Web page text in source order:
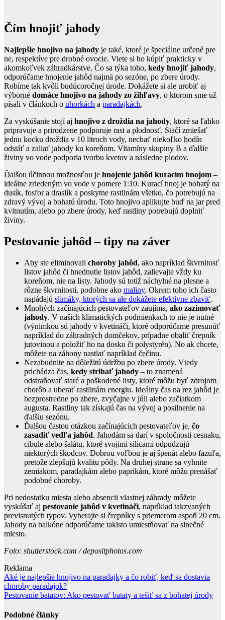
Čím hnojiť jahody
Najlepšie hnojivo na jahody je také, ktoré je špeciálne určené pre
ne, respektíve pre drobné ovocie. Viete si ho kúpiť prakticky v
akomkoľvek záhradkárstve. Čo sa týka toho, kedy hnojiť jahody,
odporúčame hnojenie jahôd najmä po sezóne, po zbere úrody.
Robíme tak kvôli budúcoročnej úrode. Dokážete si ale urobiť aj
výborné domáce hnojivo na jahody zo žihľavy, o ktorom sme už
písali v článkoch o uhorkách a paradajkách.
Za vyskúšanie stojí aj hnojivo z droždia na jahody, ktoré sa ľahko
pripravuje a prirodzene podporuje rast a plodnosť. Stačí zmiešať
jednu kocku droždia v 10 litroch vody, nechať niekoľko hodín
odstáť a zaliať jahody ku koreňom. Vitamíny skupiny B a ďalšie
živiny vo vode podporia tvorbu kvetov a následne plodov.
Ďalšou účinnou možnosťou je hnojenie jahôd kuracím hnojom –
ideálne zriedeným vo vode v pomere 1:10. Kurací hnoj je bohatý na
dusík, fosfor a draslík a poskytne rastlinám všetko, čo potrebujú na
zdravý vývoj a bohatú úrodu. Toto hnojivo aplikujte buď na jar pred
kvitnutím, alebo po zbere úrody, keď rastliny potrebujú doplniť
živiny.
Pestovanie jahôd – tipy na záver
Aby ste eliminovali choroby jahôd, ako napríklad škvrnitosť
listov jahôd či hnednutie listov jahôd, zalievajte vždy ku
koreňom, nie na listy. Jahody sú totiž náchylné na plesne a
rôzne škvrnitosti, podobne ako maliny. Okrem toho ich často
napádajú slimáky, ktorých sa ale dokážete efektívne zbaviť.
Mnohých začínajúcich pestovateľov zaujíma, ako zazimovať
jahody. V našich klimatických podmienkach to nie je nutné
(výnimkou sú jahody v kvetináči, ktoré odporúčame presunúť
napríklad do záhradných domčekov, prípadne obaliť črepník
jutovinou a položiť ho na dosku či polystyrén). No ak chcete,
môžete na záhony nastlať napríklad čečinu.
Nezabudnite na dôležitú údržbu po zbere úrody. Vtedy
prichádza čas, kedy strihať jahody – to znamená
odstraňovať staré a poškodené listy, ktoré môžu byť zdrojom
chorôb a uberať rastlinám energiu. Ideálny čas na rez jahôd je
bezprostredne po zbere, zvyčajne v júli alebo začiatkom
augusta. Rastliny tak získajú čas na vývoj a posilnenie na
ďalšiu sezónu.
Ďalšou častou otázkou začínajúcich pestovateľov je, čo
zasadiť vedľa jahôd. Jahodám sa darí v spoločnosti cesnaku,
cibule alebo šalátu, ktoré svojimi silicami odpudzujú
niektorých škodcov. Dobrou voľbou je aj špenát alebo fazuľa,
pretože zlepšujú kvalitu pôdy. Na druhej strane sa vyhnite
zemiakom, paradajkám alebo paprikám, ktoré môžu prenášať
podobné choroby.
Pri nedostatku miesta alebo absencii vlastnej záhrady môžete
vyskúšať aj pestovanie jahôd v kvetináči, napríklad takzvaných
previsnutých typov. Vyberajte si črepníky s priemerom aspoň 20 cm.
Jahody na balkóne odporúčame takisto umiestňovať na slnečné
miesto.
Foto: shutterstock.com / depositphotos.com
Reklama
Navigace
pro
Aké je najlepšie hnojivo na paradajky a čo robiť, keď sa dostavia
choroby paradajok?
Pestovanie batatov: Ako pestovať bataty a tešiť sa z bohatej úrody
Podobné články